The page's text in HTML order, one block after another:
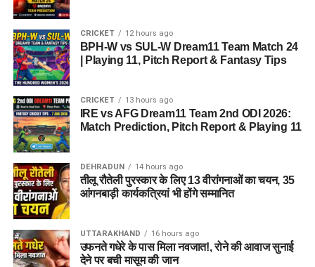
CRICKET 12 hours ago
BPH-W vs SUL-W Dream11 Team Match 24
| Playing 11, Pitch Report & Fantasy Tips
CRICKET 13 hours ago
IRE vs AFG Dream11 Team 2nd ODI 2026:
Match Prediction, Pitch Report & Playing 11
DEHRADUN 14 hours ago
तीलू रौतेली पुरस्कार के लिए 13 वीरांगनाओं का चयन, 35
आंगनबाड़ी कार्यकत्रियां भी होंगे सम्मानित
UTTARAKHAND 16 hours ago
उफनते गधेरे के पास मिला नवजात!, रोने की आवाज सुनाई
देने पर बची मासूम की जान